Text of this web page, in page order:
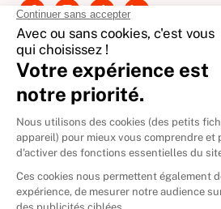
International
🇪🇸 Espagne
🇩🇪Allemagne
🇮🇹 Italie